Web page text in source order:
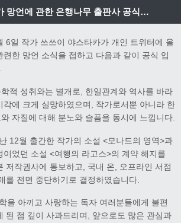
쓰쓰이 야스타카 망언에 관한 은행나무 출판사 공식입장
6일 작가 쓰쓰이 야스타카가 개인 트위터에 올
련한 망언 소식을 접하고 다음과 같이 공식 입
적 성취와는 별개로, 한일관계와 역사를 바라
각에 크게 실망하였으며, 작가로서뿐 아니라 한
자질에 대해 분노와 슬픔을 동시에 느낍니다.
12월 출간한 작가의 소설 <모나드의 영역>과
이었던 소설 <여행의 라고스>의 계약 해지를
저작권사에 통보하고, 국내 온, 오프라인 서점
를 전면 중단하기로 결정하였습니다.
을 아끼고 사랑하는 독자 여러분들에게 불편
된 점 깊이 사과드리며, 앞으로도 많은 관심과